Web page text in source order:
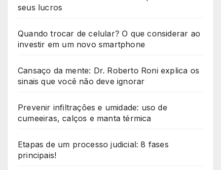
seus lucros
Quando trocar de celular? O que considerar ao
investir em um novo smartphone
Cansaço da mente: Dr. Roberto Roni explica os
sinais que você não deve ignorar
Prevenir infiltrações e umidade: uso de
cumeeiras, calços e manta térmica
Etapas de um processo judicial: 8 fases
principais!